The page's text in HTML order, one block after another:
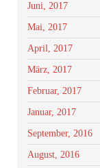
Juni, 2017
Mai, 2017
April, 2017
März, 2017
Februar, 2017
Januar, 2017
September, 2016
August, 2016